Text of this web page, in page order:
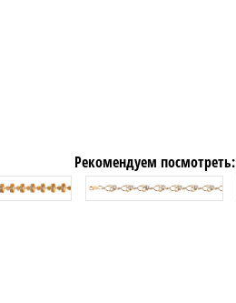
Рекомендуем посмотреть: